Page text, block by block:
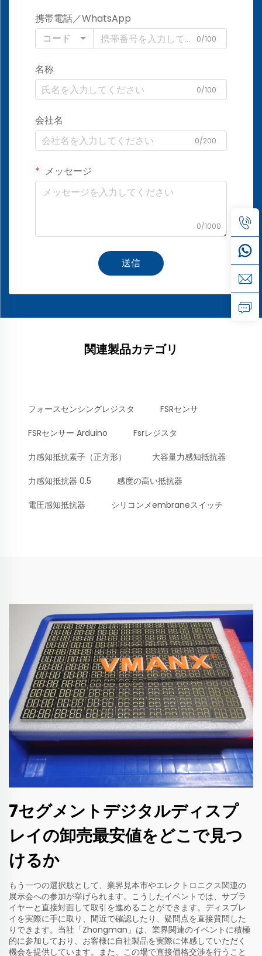
携帯電話／WhatsApp
コード
0/100
名称
0/100
会社名
0/200
メッセージ
0/1000
送信
関連製品カテゴリ
フォースセンシングレジスタ FSRセンサ
FSRセンサー Arduino Fsrレジスタ
力感知抵抗素子（正方形） 大容量力感知抵抗器
力感知抵抗器 0.5 感度の高い抵抗器
電圧感知抵抗器 シリコンメembraneスイッチ
7セグメントデジタルディスプ
レイの卸売最安値をどこで見つ
けるか
もう一つの選択肢として、業界見本市やエレクトロニクス関連の
展示会への参加が挙げられます。こうしたイベントでは、サプラ
イヤーと直接対面して取引を進めることができます。ディスプレ
イを実際に手に取り、間近で確認したり、疑問点を直接質問した
りできます。当社「Zhongman」は、業界関連のイベントに積極
的に参加しており、お客様に自社製品を実際に体感していただく
機会を提供しています。また、この場で直接価格交渉を行うこと